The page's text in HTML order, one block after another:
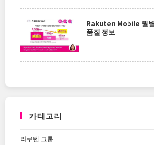
Rakuten Mobile 월
품질 정보
카테고리
라쿠텐 그룹